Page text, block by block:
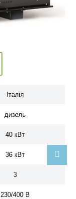
Італія
дизель
40 кВт
36 кВт
3
230/400 В